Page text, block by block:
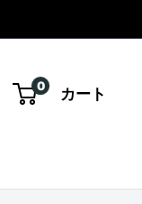
0 カート